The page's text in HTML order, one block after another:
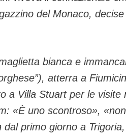
del Monaco,
bianca e
atterra a
a Villa Stuart per le visite
«È uno scontroso»,
primo giorno a